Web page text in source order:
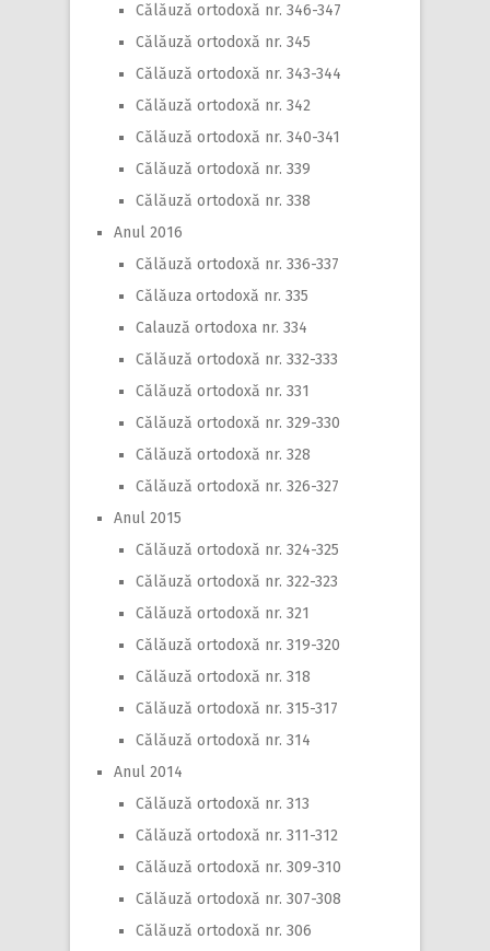
Călăuză ortodoxă nr. 346-347
Călăuză ortodoxă nr. 345
Călăuză ortodoxă nr. 343-344
Călăuză ortodoxă nr. 342
Călăuză ortodoxă nr. 340-341
Călăuză ortodoxă nr. 339
Călăuză ortodoxă nr. 338
Anul 2016
Călăuză ortodoxă nr. 336-337
Călăuza ortodoxă nr. 335
Calauză ortodoxa nr. 334
Călăuză ortodoxă nr. 332-333
Călăuză ortodoxă nr. 331
Călăuză ortodoxă nr. 329-330
Călăuză ortodoxă nr. 328
Călăuză ortodoxă nr. 326-327
Anul 2015
Călăuză ortodoxă nr. 324-325
Călăuză ortodoxă nr. 322-323
Călăuză ortodoxă nr. 321
Călăuză ortodoxă nr. 319-320
Călăuză ortodoxă nr. 318
Călăuză ortodoxă nr. 315-317
Călăuză ortodoxă nr. 314
Anul 2014
Călăuză ortodoxă nr. 313
Călăuză ortodoxă nr. 311-312
Călăuză ortodoxă nr. 309-310
Călăuză ortodoxă nr. 307-308
Călăuză ortodoxă nr. 306